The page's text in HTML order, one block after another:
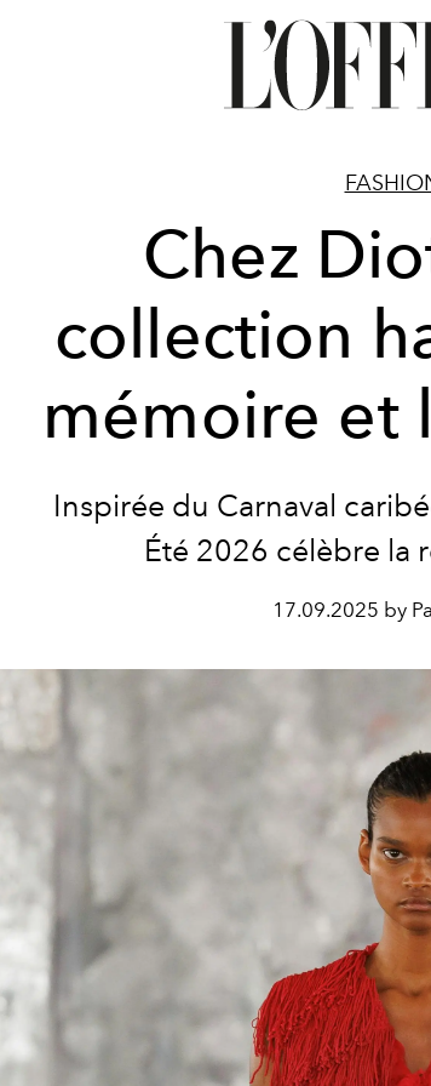
Chez
collection
mémoire et
Inspirée du Carnaval
Été 2026 célèbre la
17.09.2025 by